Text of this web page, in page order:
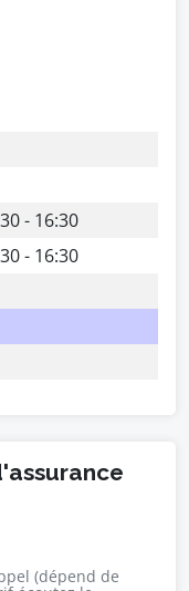
- 16:30
- 16:30
(dépend de